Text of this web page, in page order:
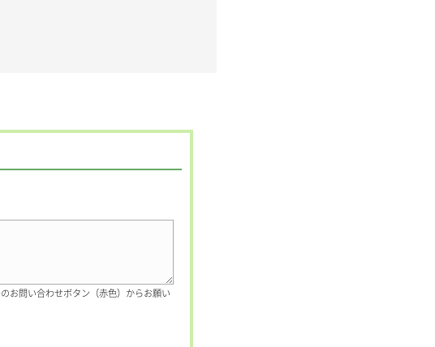
お問い合わせボタン（赤色）からお願い